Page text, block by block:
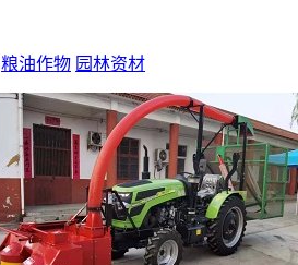
粮油作物 园林资材